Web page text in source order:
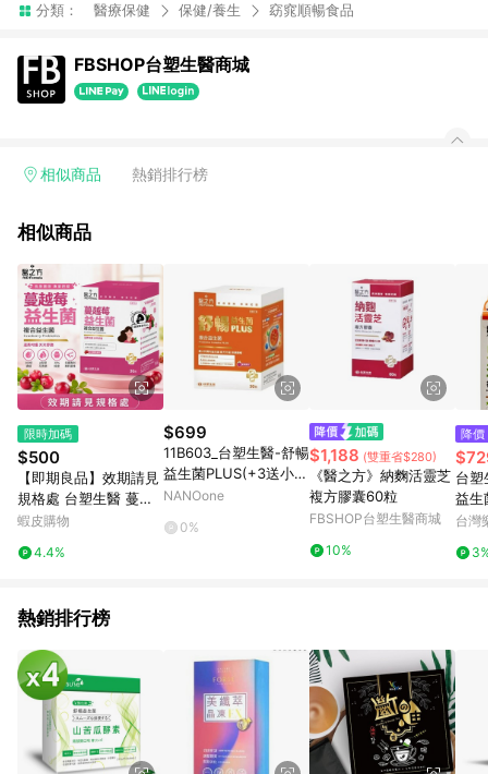
分類： 醫療保健 保健/養生 窈窕順暢食品
FBSHOP台塑生醫商城
相似商品 熱銷排行榜
相似商品
限時加碼
$500
【即期良品】效期請見
規格處 台塑生醫 蔓越
莓益生菌(30包/盒) TS
蝦皮購物
4.4%
$699
11B603_台塑生醫-舒暢
益生菌PLUS(+3送小B
群) (介紹片段 1:20:30
NANOone
0%
$1,188 (雙重省$280)
《醫之方》納麴活靈芝
複方膠囊60粒
FBSHOP台塑生醫商城
10%
降價
台塑
益
台灣
熱銷排行榜